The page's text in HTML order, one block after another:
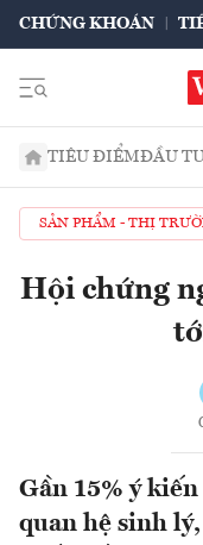
CHỨNG KHOÁN
TIÊU ĐIỂMĐẦU
SẢN PHẨM - THỊ
Hội chứng
Gần 15% ý
quan hệ sinh